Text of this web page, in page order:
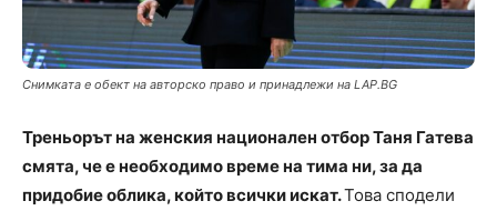
Снимката е обект на авторско право и принадлежи на LAP.BG
Треньорът на женския национален отбор Таня Гатева
смята, че е необходимо време на тима ни, за да
придобие облика, който всички искат.Това сподели